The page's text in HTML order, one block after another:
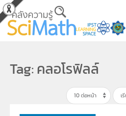
Skip to main content
Tag: คลอโรฟิลล์